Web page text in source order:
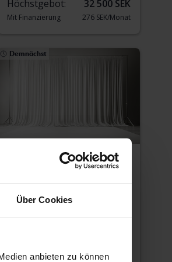
Über Cookies
anbieten zu können
Höchstgebot: 32 500 SEK
Mit Finanzierung 276 SEK/Monat
Demnächst
2023
47 860 Kilometer
Unsere Bewertung ist auf dem Weg